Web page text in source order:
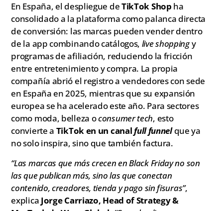
En España, el despliegue deTikTok Shop ha
consolidado a la plataforma como palanca directa
de conversión: las marcas pueden vender dentro
de la app combinando catálogos, live shoppingy
programas de afiliación, reduciendo la fricción
entre entretenimiento y compra. La propia
compañía abrió el registro a vendedores con sede
en España en 2025, mientras que su expansión
europea se ha acelerado este año. Para sectores
como moda, belleza oconsumer tech, esto
convierte a TikTok en un canalfull funnel que ya
no solo inspira, sino que también factura.
“Las marcas que más crecen en Black Friday no son
las que publican más, sino las que conectan
contenido, creadores, tienda y pago sin fisuras”,
explica Jorge Carriazo, Head of Strategy &